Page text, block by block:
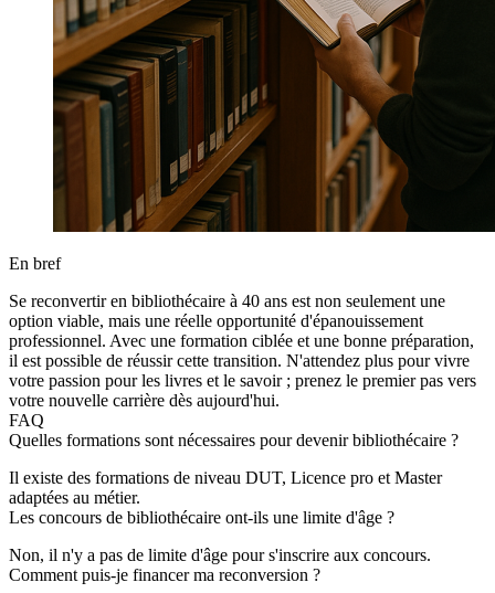
En bref
Se reconvertir en bibliothécaire à 40 ans est non seulement une
option viable, mais une réelle opportunité d'épanouissement
professionnel. Avec une formation ciblée et une bonne préparation,
il est possible de réussir cette transition. N'attendez plus pour vivre
votre passion pour les livres et le savoir ; prenez le premier pas vers
votre nouvelle carrière dès aujourd'hui.
FAQ
Quelles formations sont nécessaires pour devenir bibliothécaire ?
Il existe des formations de niveau DUT, Licence pro et Master
adaptées au métier.
Les concours de bibliothécaire ont-ils une limite d'âge ?
Non, il n'y a pas de limite d'âge pour s'inscrire aux concours.
Comment puis-je financer ma reconversion ?